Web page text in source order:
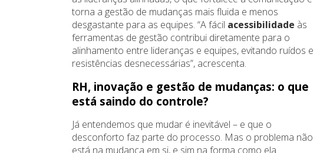
torna a gestão de mudanças mais fluida e menos
desgastante para as equipes. “A fácil acessibilidade às
ferramentas de gestão contribui diretamente para o
alinhamento entre lideranças e equipes, evitando ruídos e
resistências desnecessárias”, acrescenta.
RH, inovação e gestão de mudanças: o que
está saindo do controle?
Já entendemos que mudar é inevitável – e que o
desconforto faz parte do processo. Mas o problema não
está na mudança em si, e sim na forma como ela